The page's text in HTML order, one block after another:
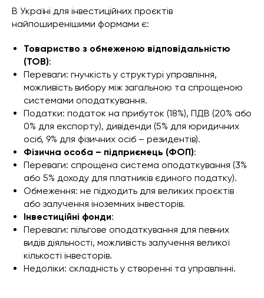
В Україні для інвестиційних проєктів
найпоширенішими формами є:
Товариство з обмеженою відповідальністю
(ТОВ):
Переваги: гнучкість у структурі управління,
можливість вибору між загальною та спрощеною
системами оподаткування.
Податки: податок на прибуток (18%), ПДВ (20% або
0% для експорту), дивіденди (5% для юридичних
осіб, 9% для фізичних осіб – резидентів).
Фізична особа – підприємець (ФОП):
Переваги: спрощена система оподаткування (3%
або 5% доходу для платників єдиного податку).
Обмеження: не підходить для великих проєктів
або залучення іноземних інвесторів.
Інвестиційні фонди:
Переваги: пільгове оподаткування для певних
видів діяльності, можливість залучення великої
кількості інвесторів.
Недоліки: складність у створенні та управлінні.